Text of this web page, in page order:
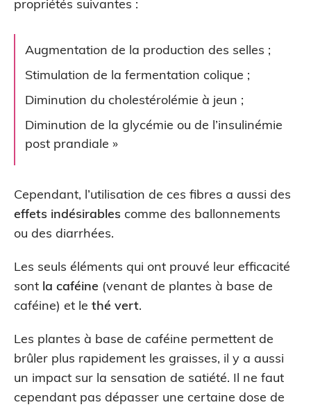
propriétés suivantes :
Augmentation de la production des selles ;
Stimulation de la fermentation colique ;
Diminution du cholestérolémie à jeun ;
Diminution de la glycémie ou de l’insulinémie
post prandiale »
Cependant, l’utilisation de ces fibres a aussi des
effets indésirables comme des ballonnements
ou des diarrhées.
Les seuls éléments qui ont prouvé leur efficacité
sont la caféine (venant de plantes à base de
caféine) et le thé vert.
Les plantes à base de caféine permettent de
brûler plus rapidement les graisses, il y a aussi
un impact sur la sensation de satiété. Il ne faut
cependant pas dépasser une certaine dose de